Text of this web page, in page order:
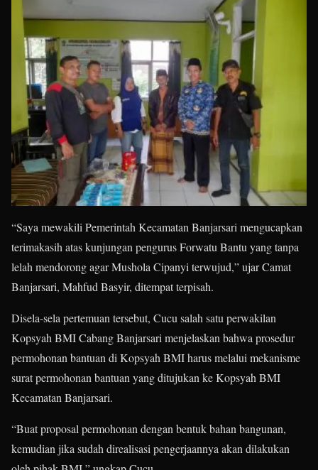
“Saya mewakili Pemerintah Kecamatan Banjarsari mengucapkan
terimakasih atas kunjungan pengurus Forwatu Bantu yang tanpa
lelah mendorong agar Mushola Cipanyi terwujud,” ujar Camat
Banjarsari, Mahfud Basyir, ditempat terpisah.
Disela-sela pertemuan tersebut, Cucu salah satu perwakilan
Kopsyah BMI Cabang Banjarsari menjelaskan bahwa prosedur
permohonan bantuan di Kopsyah BMI harus melalui mekanisme
surat permohonan bantuan yang ditujukan ke Kopsyah BMI
Kecamatan Banjarsari.
“Buat proposal permohonan dengan bentuk bahan bangunan,
kemudian jika sudah direalisasi pengerjaannya akan dilakukan